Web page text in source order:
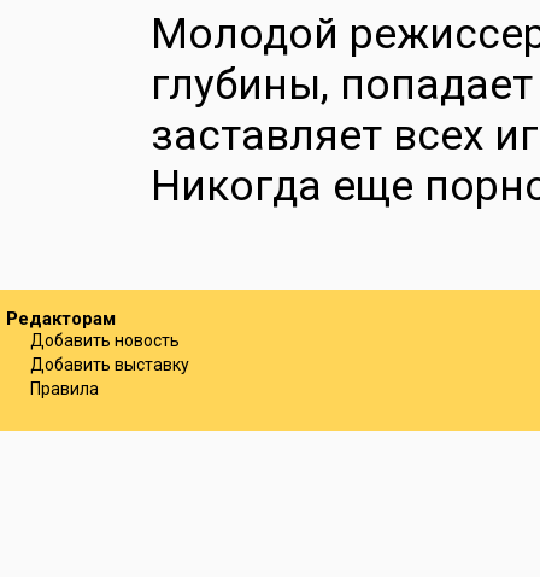
Молодой
глубины,
заставляет всех
Никогда еще
Редакторам
Добавить новость
Добавить выставку
Правила